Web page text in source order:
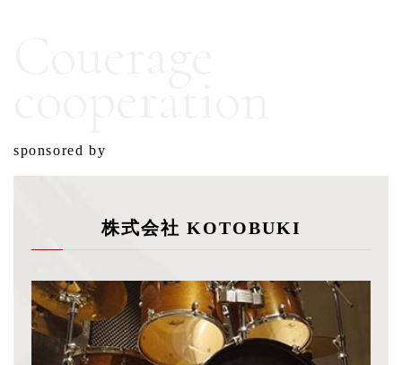
sponsored by
株式会社 KOTOBUKI